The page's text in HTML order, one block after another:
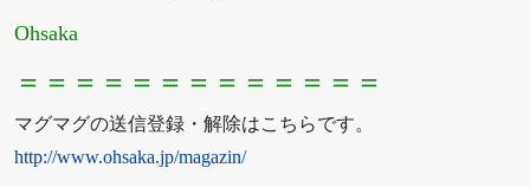
Ohsaka
＝＝＝＝＝＝＝＝＝＝＝＝＝
マグマグの送信登録・解除はこちらです。
http://www.ohsaka.jp/magazin/